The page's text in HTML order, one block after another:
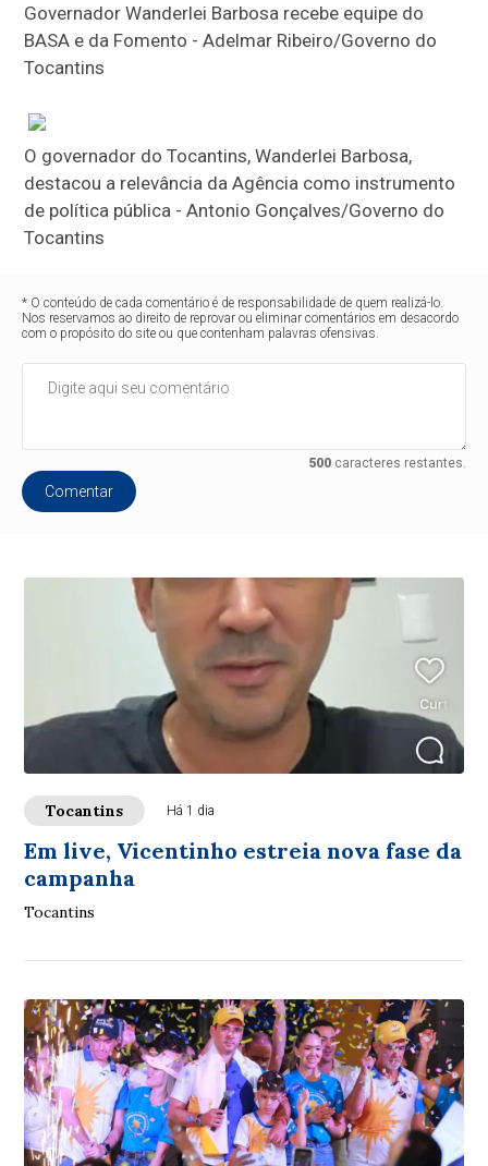
Governador Wanderlei Barbosa recebe equipe do
BASA e da Fomento - Adelmar Ribeiro/Governo do
Tocantins
O governador do Tocantins, Wanderlei Barbosa,
destacou a relevância da Agência como instrumento
de política pública - Antonio Gonçalves/Governo do
Tocantins
* O conteúdo de cada comentário é de responsabilidade de quem realizá-lo.
Nos reservamos ao direito de reprovar ou eliminar comentários em desacordo
com o propósito do site ou que contenham palavras ofensivas.
500caracteres restantes.
Comentar
Tocantins Há 1 dia
Em live, Vicentinho estreia nova fase da
campanha
Tocantins